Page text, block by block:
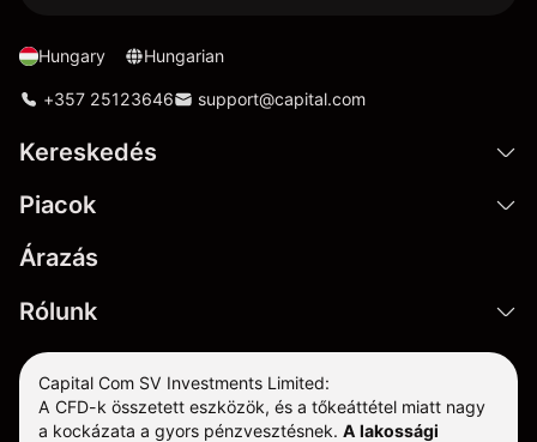
Hungary Hungarian
+357 25123646 support@capital.com
Kereskedés
Piacok
Árazás
Rólunk
Capital Com SV Investments Limited:
A CFD-k összetett eszközök, és a tőkeáttétel miatt nagy
a kockázata a gyors pénzvesztésnek. A lakossági